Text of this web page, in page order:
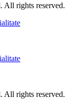
All rights reserved.
All rights reserved.